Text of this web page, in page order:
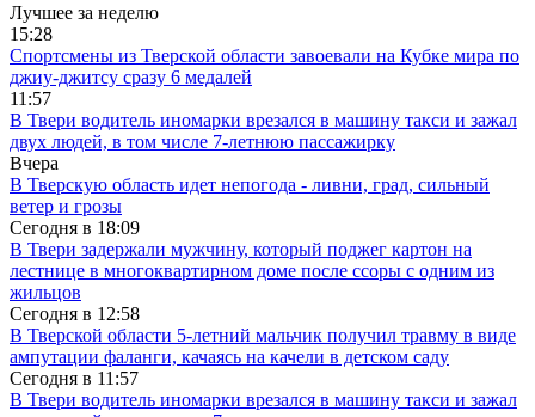
Лучшее за неделю
15:28
Спортсмены из Тверской области завоевали на Кубке мира по
джиу-джитсу сразу 6 медалей
11:57
В Твери водитель иномарки врезался в машину такси и зажал
двух людей, в том числе 7-летнюю пассажирку
Вчера
В Тверскую область идет непогода - ливни, град, сильный
ветер и грозы
Сегодня в 18:09
В Твери задержали мужчину, который поджег картон на
лестнице в многоквартирном доме после ссоры с одним из
жильцов
Сегодня в 12:58
В Тверской области 5-летний мальчик получил травму в виде
ампутации фаланги, качаясь на качели в детском саду
Сегодня в 11:57
В Твери водитель иномарки врезался в машину такси и зажал